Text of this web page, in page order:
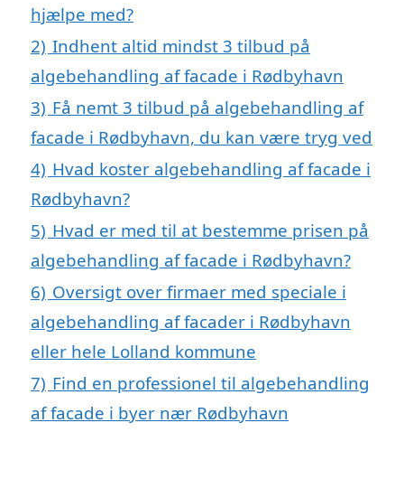
hjælpe med?
2) Indhent altid mindst 3 tilbud på
algebehandling af facade i Rødbyhavn
3) Få nemt 3 tilbud på algebehandling af
facade i Rødbyhavn, du kan være tryg ved
4) Hvad koster algebehandling af facade i
Rødbyhavn?
5) Hvad er med til at bestemme prisen på
algebehandling af facade i Rødbyhavn?
6) Oversigt over firmaer med speciale i
algebehandling af facader i Rødbyhavn
eller hele Lolland kommune
7) Find en professionel til algebehandling
af facade i byer nær Rødbyhavn